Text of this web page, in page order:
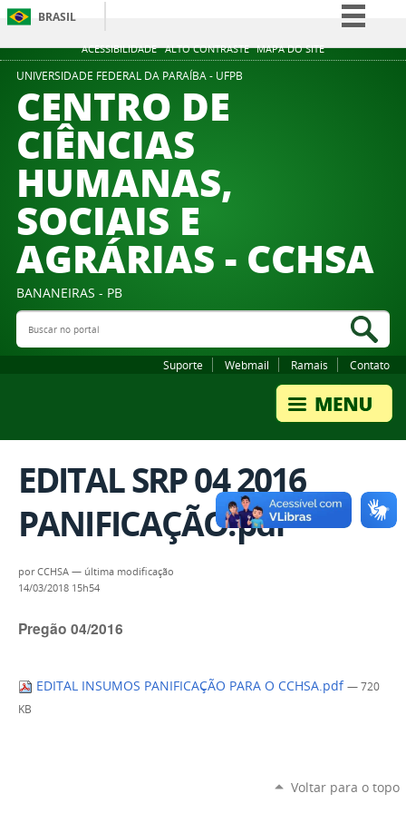
ACESSIBILIDADE ALTO CONTRASTE MAPA DO SITE
BRASIL
Simplifique!
UNIVERSIDADE FEDERAL DA PARAÍBA - UFPB
CENTRO DE
CIÊNCIAS
HUMANAS,
SOCIAIS E
AGRÁRIAS - CCHSA
BANANEIRAS - PB
Buscar no portal
Suporte Webmail Ramais Contato
EDITAL SRP 04 2016
PANIFICAÇÃO.pdf
porCCHSA — última modificação
14/03/2018 15h54
Pregão 04/2016
EDITAL INSUMOS PANIFICAÇÃO PARA O CCHSA.pdf — 720
KB
Voltar para o topo